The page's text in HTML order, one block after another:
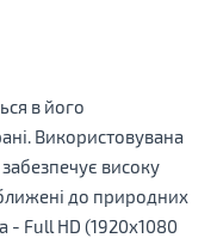
в його
Використовувана
високу
до природних
- Full HD (1920x1080